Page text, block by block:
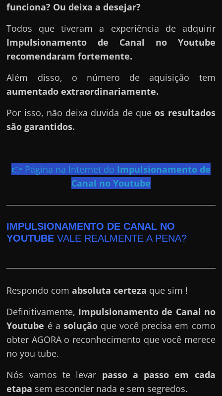
r
d
i
h
e
i
r
e
r
?
M
a
m
o
funciona? Ou deixa a desejar?
Todos que tiveram a experiência de adquirir
Impulsionamento de Canal no Youtube
recomendaram fortemente.
Além disso, o número de aquisição tem
aumentado extraordinariamente.
Por isso, não deixa duvida de queos resultados
são garantidos.
👉 Página na Internet do Impulsionamento de
Canal no Youtube
IMPULSIONAMENTO DE CANAL NO
YOUTUBE VALE REALMENTE A PENA?
Respondo comabsoluta certeza que sim !
Definitivamente, Impulsionamento de Canal no
Youtube é a soluçãoque você precisa em como
obter AGORA o reconhecimento que você merece
no you tube.
Nós vamos te levar passo a passo em cada
etapa sem esconder nada e sem segredos.